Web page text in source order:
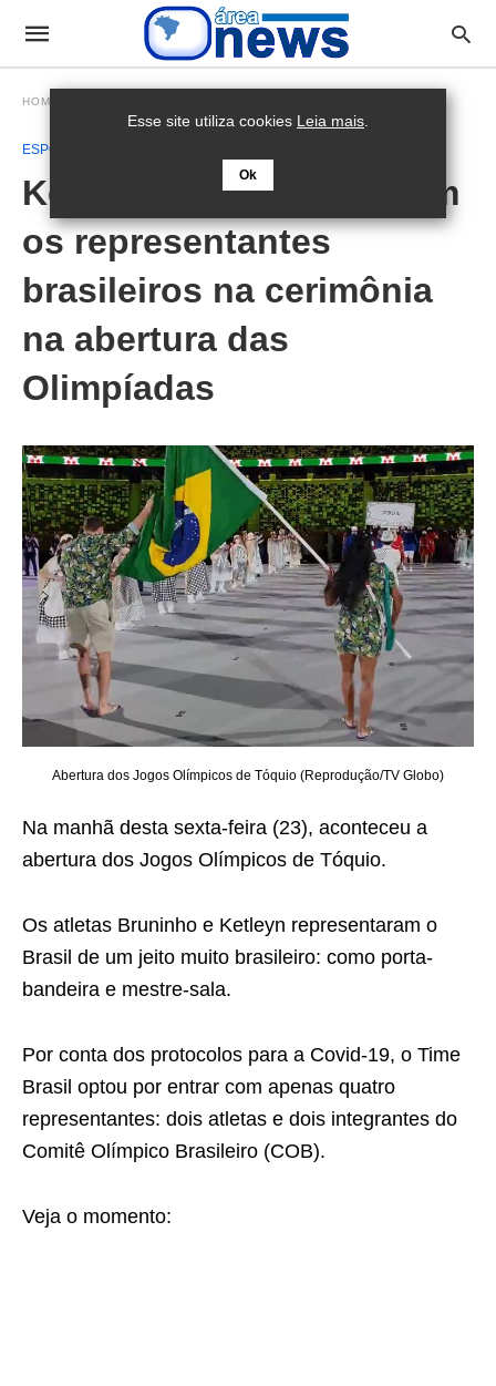
HOMEPAGE
ESPORTE
Ketleyn e Bruninho foram
os representantes
brasileiros na cerimônia
na abertura das
Olimpíadas
Abertura dos Jogos Olímpicos de Tóquio (Reprodução/TV Globo)
Na manhã desta sexta-feira (23), aconteceu a
abertura dos Jogos Olímpicos de Tóquio.
Os atletas Bruninho e Ketleyn representaram o
Brasil de um jeito muito brasileiro: como porta-
bandeira e mestre-sala.
Por conta dos protocolos para a Covid-19, o Time
Brasil optou por entrar com apenas quatro
representantes: dois atletas e dois integrantes do
Comitê Olímpico Brasileiro (COB).
Veja o momento:
Esse site utiliza cookies Leia mais.
Ok